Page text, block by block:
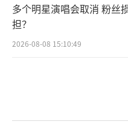
多个明星演唱会取消 粉丝
担？
2026-08-08 15:10:49